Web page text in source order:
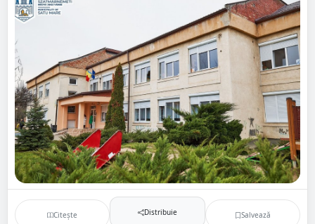
Citește Distribuie Salvează